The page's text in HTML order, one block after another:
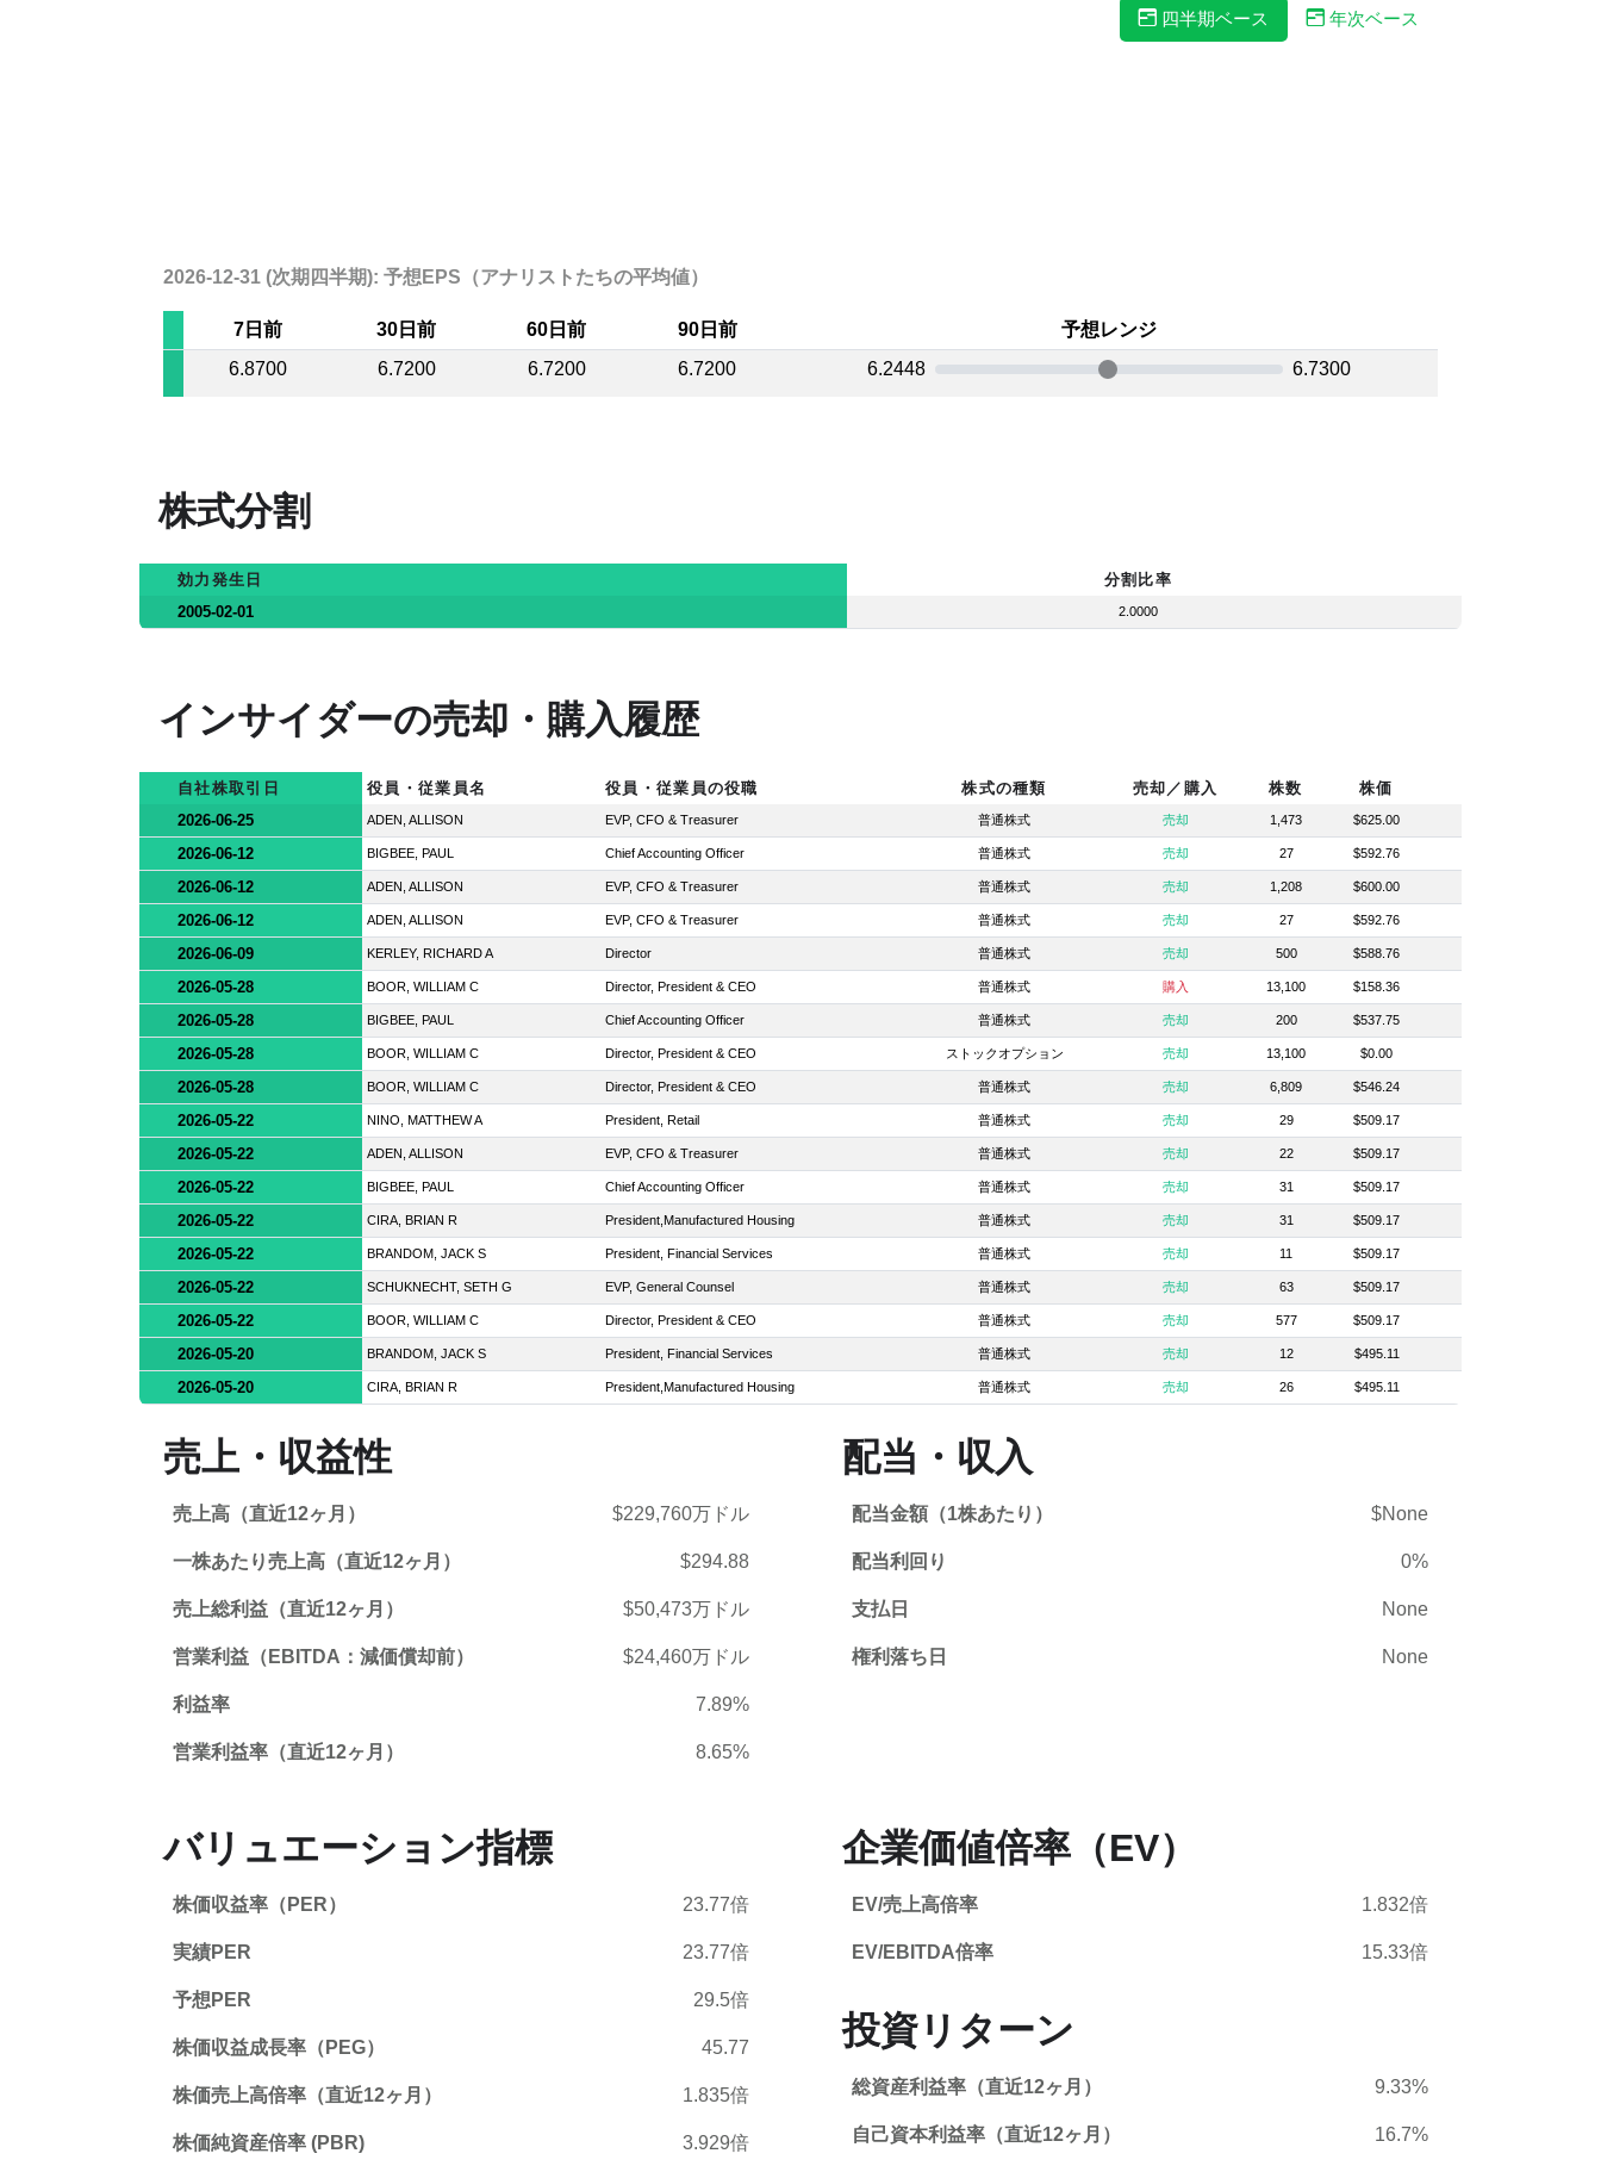
四半期ベース 年次ベース
2026-12-31 (次期四半期): 予想EPS（アナリストたちの平均値）
7日前 30日前 60日前 90日前
予想レンジ
6.8700
6.7200 6.7200 6.7200 6.2448 6.7300
株式分割
効力発生日
分割比率
2005-02-01
2.0000
インサイダーの売却・購入履歴
自社株取引日 役員・従業員名 役員・従業員の役職 株式の種類 売却／購入 株数
株価
2026-06-25
ADEN, ALLISON EVP, CFO & Treasurer 普通株式 売却 1,473 $625.00
2026-06-12 BIGBEE, PAUL Chief Accounting Officer 普通株式 売却 27 $592.76
2026-06-12 ADEN, ALLISON EVP, CFO & Treasurer 普通株式 売却 1,208 $600.00
2026-06-12 ADEN, ALLISON EVP, CFO & Treasurer 普通株式 売却 27 $592.76
2026-06-09 KERLEY, RICHARD A Director 普通株式 売却 500 $588.76
2026-05-28 BOOR, WILLIAM C Director, President & CEO 普通株式 購入 13,100 $158.36
2026-05-28 BIGBEE, PAUL Chief Accounting Officer 普通株式 売却 200 $537.75
2026-05-28 BOOR, WILLIAM C Director, President & CEO ストックオプション 売却 13,100 $0.00
2026-05-28 BOOR, WILLIAM C Director, President & CEO 普通株式 売却 6,809 $546.24
2026-05-22 NINO, MATTHEW A President, Retail 普通株式 売却 29 $509.17
2026-05-22 ADEN, ALLISON EVP, CFO & Treasurer 普通株式 売却 22 $509.17
2026-05-22 BIGBEE, PAUL Chief Accounting Officer 普通株式 売却 31 $509.17
2026-05-22 CIRA, BRIAN R President,Manufactured Housing 普通株式 売却 31 $509.17
2026-05-22 BRANDOM, JACK S President, Financial Services 普通株式 売却 11 $509.17
2026-05-22 SCHUKNECHT, SETH G EVP, General Counsel 普通株式 売却 63 $509.17
2026-05-22 BOOR, WILLIAM C Director, President & CEO 普通株式 売却 577 $509.17
2026-05-20 BRANDOM, JACK S President, Financial Services 普通株式 売却 12 $495.11
2026-05-20 CIRA, BRIAN R President,Manufactured Housing 普通株式 売却 26 $495.11
売上・収益性
売上高（直近12ヶ月） $229,760万ドル
一株あたり売上高（直近12ヶ月） $294.88
売上総利益（直近12ヶ月） $50,473万ドル
営業利益（EBITDA：減価償却前） $24,460万ドル
利益率 7.89%
営業利益率（直近12ヶ月） 8.65%
配当・収入
配当金額（1株あたり） $None
配当利回り 0%
支払日 None
権利落ち日 None
バリュエーション指標
株価収益率（PER） 23.77倍
実績PER 23.77倍
予想PER 29.5倍
株価収益成長率（PEG） 45.77
株価売上高倍率（直近12ヶ月） 1.835倍
株価純資産倍率 (PBR) 3.929倍
企業価値倍率（EV）
EV/売上高倍率 1.832倍
EV/EBITDA倍率 15.33倍
投資リターン
総資産利益率（直近12ヶ月） 9.33%
自己資本利益率（直近12ヶ月） 16.7%